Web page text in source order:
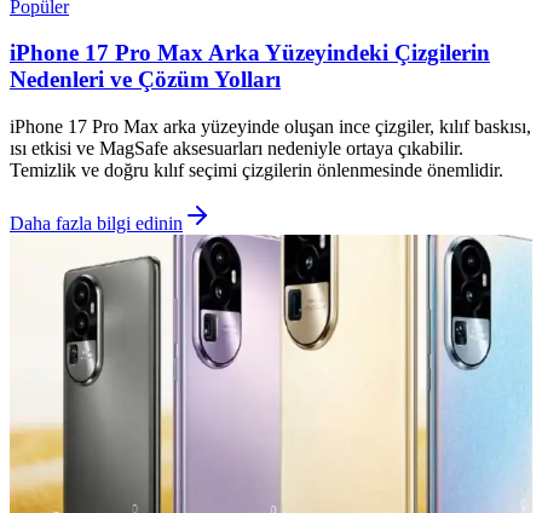
Popüler
iPhone 17 Pro Max Arka Yüzeyindeki Çizgilerin
Nedenleri ve Çözüm Yolları
iPhone 17 Pro Max arka yüzeyinde oluşan ince çizgiler, kılıf baskısı,
ısı etkisi ve MagSafe aksesuarları nedeniyle ortaya çıkabilir.
Temizlik ve doğru kılıf seçimi çizgilerin önlenmesinde önemlidir.
Daha fazla bilgi edinin